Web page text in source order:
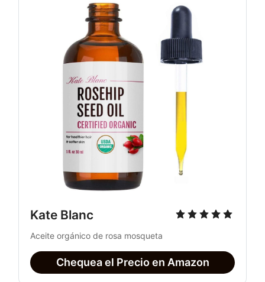
Kate Blanc
Aceite orgánico de rosa mosqueta
Chequea el Precio en Amazon